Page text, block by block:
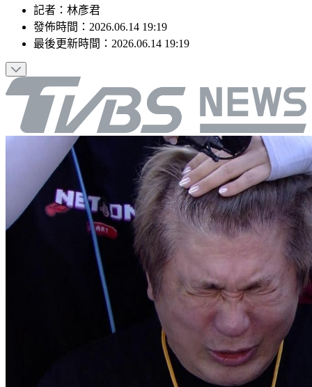
發佈時間：2026.06.14 19:19
最後更新時間：2026.06.14 19:19